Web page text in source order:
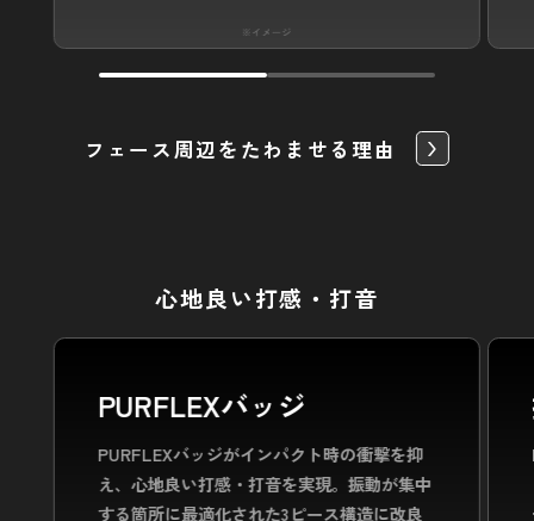
フェース周辺をたわませる理由
心地良い打感・打音
PURFLEXバッジ
PURFLEXバッジがインパクト時の衝撃を抑
え、心地良い打感・打音を実現。 振動が集中
する箇所に最適化された3ピース構造に改良